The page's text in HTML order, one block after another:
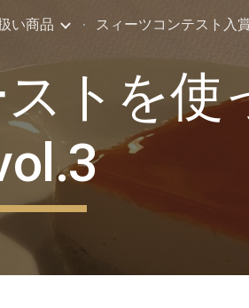
Skip to
い商品 スィーツコンテスト入
トを使